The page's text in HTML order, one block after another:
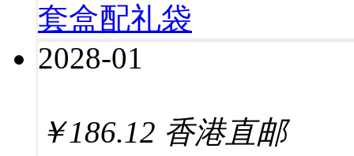
套盒配礼袋
2028-01
￥186.12 香港直邮